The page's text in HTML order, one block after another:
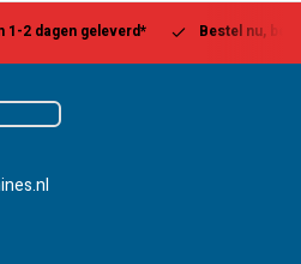
dagen geleverd* Bestel nu, betaal